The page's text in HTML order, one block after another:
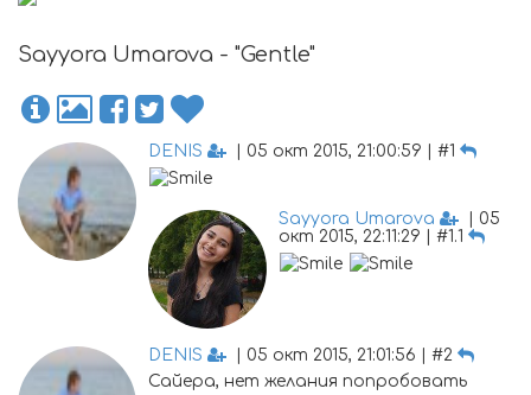
Sayyora Umarova - "Gentle"
DENIS | 05 окт 2015, 21:00:59 | #1
Sayyora Umarova
| 05
окт 2015, 22:11:29 | #1.1
DENIS
| 05 окт 2015, 21:01:56 | #2
Сайера, нет желания попробовать